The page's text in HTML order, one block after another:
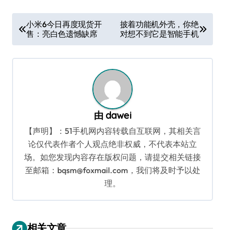
章
导
小米6今日再度现货开
售：亮白色遗憾缺席
披着功能机外壳，你绝
对想不到它是智能手机
由 dawei
【声明】：51手机网内容转载自互联网，其相关言
论仅代表作者个人观点绝非权威，不代表本站立
场。如您发现内容存在版权问题，请提交相关链接
至邮箱：bqsm@foxmail.com，我们将及时予以处
理。